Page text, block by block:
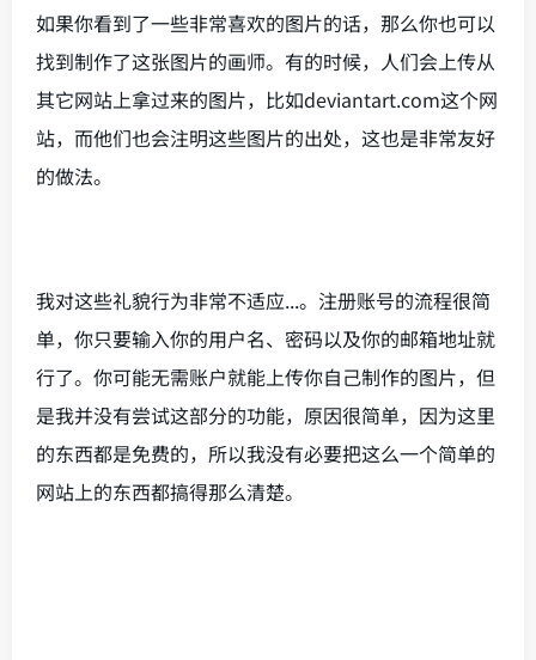
如果你看到了一些非常喜欢的图片的话，那么你也可以
找到制作了这张图片的画师。有的时候，人们会上传从
其它网站上拿过来的图片，比如deviantart.com这个网
站，而他们也会注明这些图片的出处，这也是非常友好
的做法。
我对这些礼貌行为非常不适应...。注册账号的流程很简
单，你只要输入你的用户名、密码以及你的邮箱地址就
行了。你可能无需账户就能上传你自己制作的图片，但
是我并没有尝试这部分的功能，原因很简单，因为这里
的东西都是免费的，所以我没有必要把这么一个简单的
网站上的东西都搞得那么清楚。